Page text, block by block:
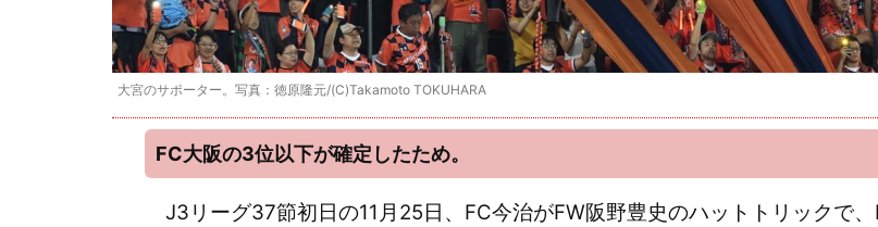
大宮のサポーター。写真：徳原隆元/(C)Takamoto TOKUHARA
FC大阪の3位以下が確定したため。
J3リーグ37節初日の11月25日、FC今治がFW阪野豊史のハットトリックで